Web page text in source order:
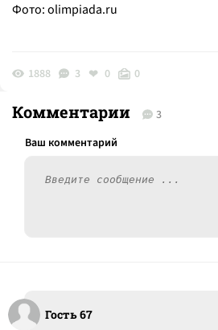
Фото:olimpiada.ru
1888 3 0 0
Комментарии 3
Гость 67